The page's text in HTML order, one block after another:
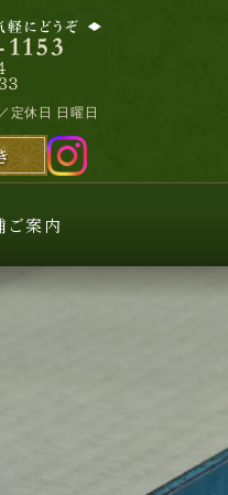
定休日 日曜日
ご案内